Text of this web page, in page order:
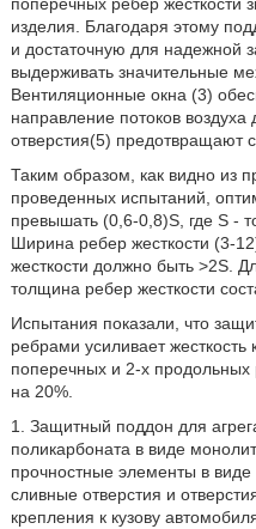
изделия. Благодаря этому
и достаточную для надежной
выдерживать значительные
Вентиляционные окна (3)
направление потоков
отверстия(5) предотвращают
Таким образом, как видно из
проведенных испытаний,
превышать (0,6-0,8)S, где S -
Ширина ребер жесткости (3-
жесткости должно быть >2S.
толщина ребер жесткости
Испытания показали, что
ребрами усиливает
поперечных и 2-х продольных
на 20%.
1. Защитный поддон для
поликарбоната в виде
прочностные элементы в виде
сливные отверстия и
крепления к кузову